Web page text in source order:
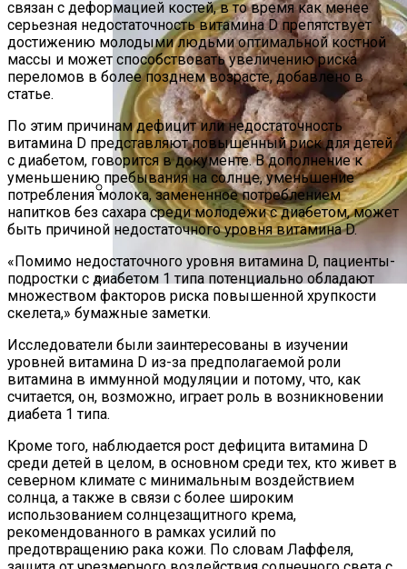
Дом С Оптимальным Распределением
Влажных Зон Для Комфорта
Секреты Домашней Выпечки:
Идеального Чаепития
связан с деформацией костей, в то время как менее
серьезная недостаточность витамина D препятствует
достижению молодыми людьми оптимальной костной
массы и может способствовать увеличению риска
переломов в более позднем возрасте, добавлено в
статье.
По этим причинам дефицит или недостаточность
витамина D представляют повышенный риск для детей
с диабетом, говорится в документе. В дополнение к
уменьшению пребывания на солнце, уменьшение
потребления молока, замененное потреблением
напитков без сахара среди молодежи с диабетом, может
быть причиной недостаточного уровня витамина D.
«Помимо недостаточного уровня витамина D, пациенты-
подростки с диабетом 1 типа потенциально обладают
множеством факторов риска повышенной хрупкости
скелета,» бумажные заметки.
Исследователи были заинтересованы в изучении
уровней витамина D из-за предполагаемой роли
витамина в иммунной модуляции и потому, что, как
считается, он, возможно, играет роль в возникновении
диабета 1 типа.
Кроме того, наблюдается рост дефицита витамина D
среди детей в целом, в основном среди тех, кто живет в
северном климате с минимальным воздействием
солнца, а также в связи с более широким
использованием солнцезащитного крема,
рекомендованного в рамках усилий по
предотвращению рака кожи. По словам Лаффеля,